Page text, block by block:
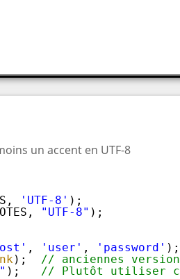
un accent en UTF-8
'UTF-8' );
"UTF-8" );
, 'user' , 'password' );
); // anciennes
); // Plutôt utiliser